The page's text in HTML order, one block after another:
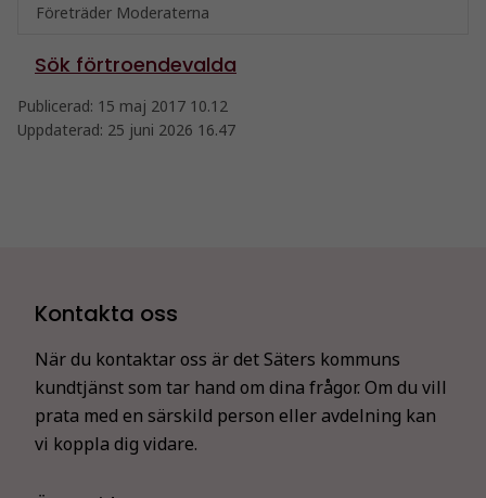
Företräder Moderaterna
Sök förtroendevalda
Publicerad: 15 maj 2017 10.12
Uppdaterad: 25 juni 2026 16.47
Kontakta oss
När du kontaktar oss är det Säters kommuns
kundtjänst som tar hand om dina frågor. Om du vill
prata med en särskild person eller avdelning kan
vi koppla dig vidare.